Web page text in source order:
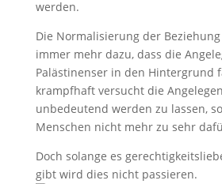
werden.
Die Normalisierung der
immer mehr dazu, dass die
Palästinenser in den Hintergrund
krampfhaft versucht die
unbedeutend werden zu lassen,
Menschen nicht mehr zu sehr
Doch solange es
gibt wird dies nicht passieren.